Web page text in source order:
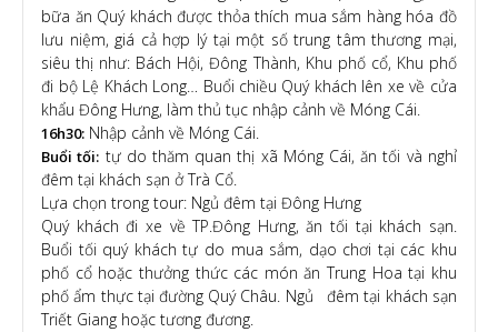
bữa ăn Quý khách được thỏa thích mua sắm hàng hóa đồ
lưu niệm, giá cả hợp lý tại một số trung tâm thương mại,
siêu thị như: Bách Hội, Đông Thành, Khu phố cổ, Khu phố
đi bộ Lệ Khách Long… Buổi chiều Quý khách lên xe về cửa
khẩu Đông Hưng, làm thủ tục nhập cảnh về Móng Cái.
16h30: Nhập cảnh về Móng Cái.
Buổi tối: tự do thăm quan thị xã Móng Cái, ăn tối và nghỉ
đêm tại khách sạn ở Trà Cổ.
Lựa chọn trong tour: Ngủ đêm tại Đông Hưng
Quý khách đi xe về TP.Đông Hưng, ăn tối tại khách sạn.
Buổi tối quý khách tự do mua sắm, dạo chơi tại các khu
phố cổ hoặc thưởng thức các món ăn Trung Hoa tại khu
phố ẩm thực tại đường Quý Châu. Ngủ đêm tại khách sạn
Triết Giang hoặc tương đương.